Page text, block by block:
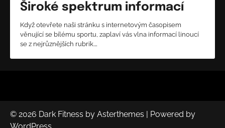
Široké spektrum informací
Když otevřete naši stránku s internetovým časopisem
věnující se bílému sportu, zaplaví vás vlna informací linoucí
se z nejrůznějších rubrik.…
© 2026 Dark Fitness by Asterthemes | Powered by